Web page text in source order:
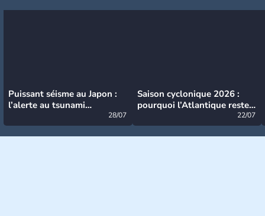
Puissant séisme au Japon :
l’alerte au tsunami
28/07
Saison cyclonique 2026 :
pourquoi l’Atlantique reste
22/07